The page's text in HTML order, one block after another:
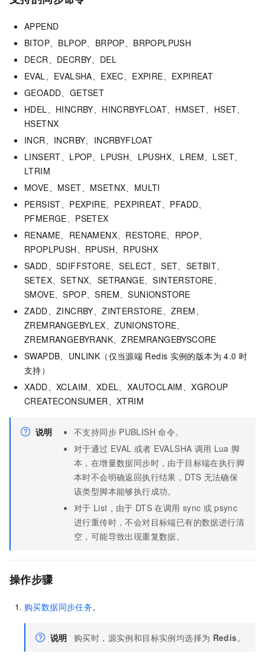
APPEND
BITOP、BLPOP、BRPOP、BRPOPLPUSH
DECR、DECRBY、DEL
EVAL、EVALSHA、EXEC、EXPIRE、EXPIREAT
GEOADD、GETSET
HDEL、HINCRBY、HINCRBYFLOAT、HMSET、HSET、
HSETNX
INCR、INCRBY、INCRBYFLOAT
LINSERT、LPOP、LPUSH、LPUSHX、LREM、LSET、
LTRIM
MOVE、MSET、MSETNX、MULTI
PERSIST、PEXPIRE、PEXPIREAT、PFADD、
PFMERGE、PSETEX
RENAME、RENAMENX、RESTORE、RPOP、
RPOPLPUSH、RPUSH、RPUSHX
SADD、SDIFFSTORE、SELECT、SET、SETBIT、
SETEX、SETNX、SETRANGE、SINTERSTORE、
SMOVE、SPOP、SREM、SUNIONSTORE
ZADD、ZINCRBY、ZINTERSTORE、ZREM、
ZREMRANGEBYLEX、ZUNIONSTORE、
ZREMRANGEBYRANK、ZREMRANGEBYSCORE
SWAPDB、UNLINK（仅当源端 Redis 实例的版本为 4.0 时
支持）
XADD、XCLAIM、XDEL、XAUTOCLAIM、XGROUP
CREATECONSUMER、XTRIM
说明 不支持同步 PUBLISH 命令。
对于通过 EVAL 或者 EVALSHA 调用 Lua 脚
本，在增量数据同步时，由于目标端在执行脚
本时不会明确返回执行结果，DTS 无法确保
该类型脚本能够执行成功。
对于 List，由于 DTS 在调用 sync 或 psync
进行重传时，不会对目标端已有的数据进行清
空，可能导致出现重复数据。
操作步骤
购买数据同步任务。
说明 购买时，源实例和目标实例均选择为 Redis。